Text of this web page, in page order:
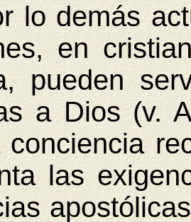
en
pueden
a Dios (v.
conciencia
las